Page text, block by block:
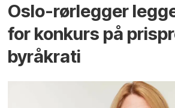
Oslo-rørlegger
for konkurs på
byråkrati